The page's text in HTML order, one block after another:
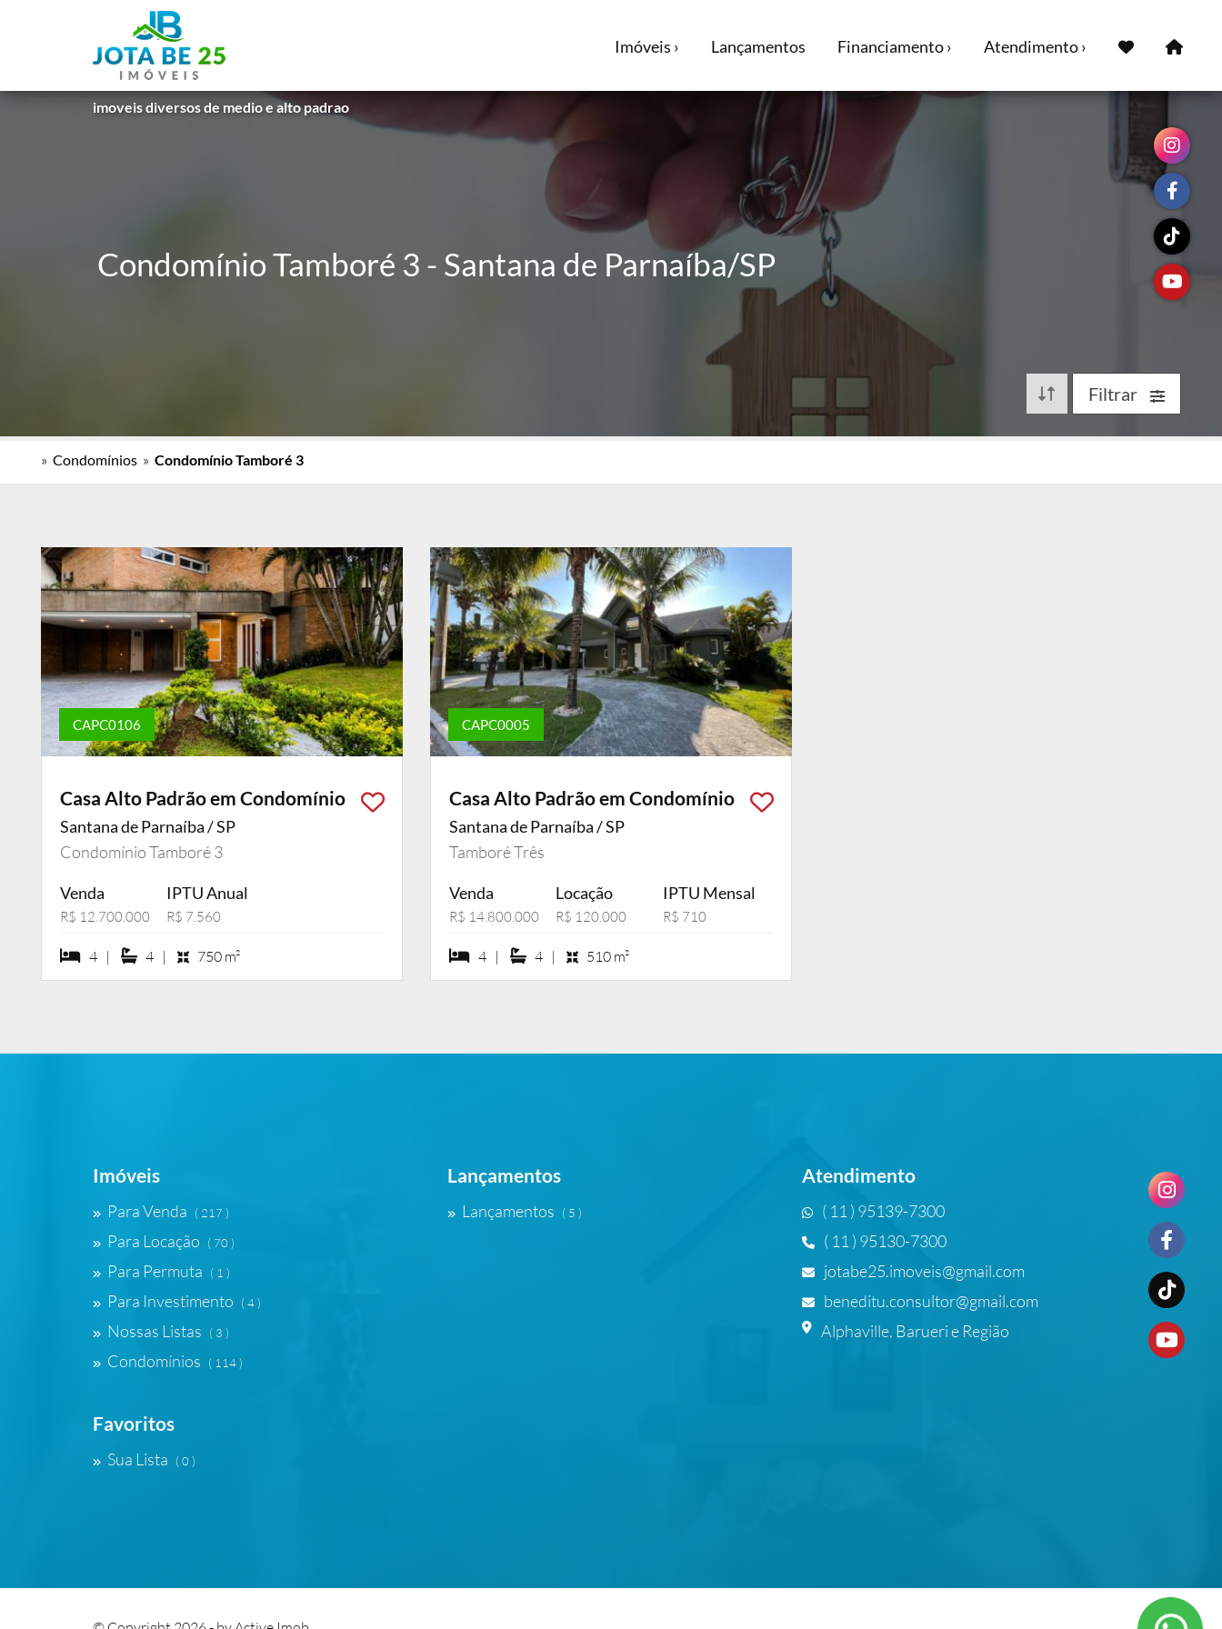
imoveis diversos de medio e alto padrao
Imóveis › Lançamentos Financiamento › Atendimento ›
Condomínio Tamboré 3 - Santana de Parnaíba/SP
Filtrar
» Condomínios » Condomínio Tamboré 3
CAPC0106
Casa Alto Padrão em Condomínio
Santana de Parnaíba / SP
Condomínio Tamboré 3
Venda
R$ 12.700.000
IPTU Anual
R$ 7.560
4 dormiórios
4 | 4 suítes
4 | 750 m²
CAPC0005
Casa Alto Padrão em Condomínio
Santana de Parnaíba / SP
Tamboré Três
Venda
R$ 14.800.000
Locação
R$ 120.000
IPTU Mensal
R$ 710
4 dormiórios
4 | 4 suítes
4 | 510 m²
Imóveis
Para Venda ( 217 )
Para Locação ( 70 )
Para Permuta ( 1 )
Para Investimento ( 4 )
Nossas Listas ( 3 )
Condomínios ( 114 )
Favoritos
Sua Lista ( 0 )
Lançamentos
Lançamentos ( 5 )
Atendimento
( 11 ) 95139-7300
( 11 ) 95130-7300
jotabe25.imoveis@gmail.com
beneditu.consultor@gmail.com
Alphaville, Barueri e Região